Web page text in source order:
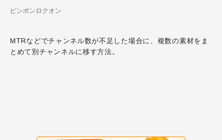
ピンポンロクオン
MTRなどでチャンネル数が不足した場合に、複数の素材をま
とめて別チャンネルに移す方法。